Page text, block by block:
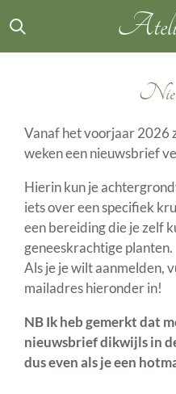
Ga
direct
naar
Vanaf het voorjaar 2026
weken een nieuwsbrief
Hierin kun je
iets over een specifiek
een bereiding die je zelf
geneeskrachtige planten.
Als je je wilt aanmelden,
mailadres hieronder in!
NB Ik heb gemerkt dat
nieuwsbrief dikwijls in
dus even als je een